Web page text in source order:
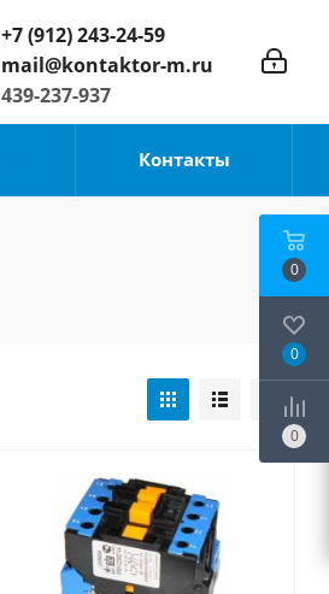
+7 (912) 243-24-59
mail@kontaktor-m.ru
439-237-937
Контакты
0
0
0